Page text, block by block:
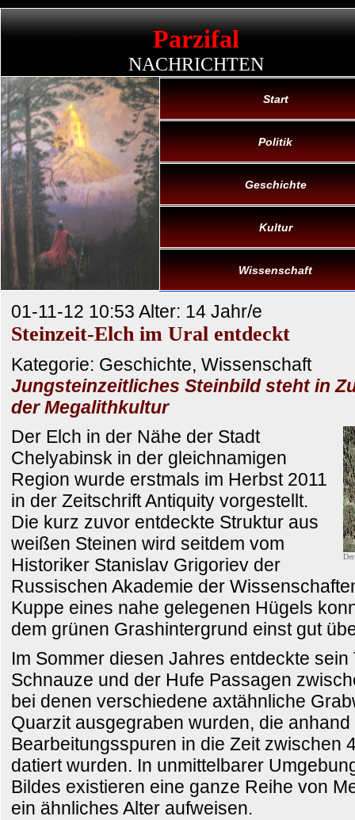
Parzifal
NACHRICHTEN
Start
Politik
Geschichte
Kultur
Wissenschaft
01-11-12 10:53 Alter: 14 Jahr/e
Steinzeit-Elch im Ural entdeckt
Kategorie: Geschichte, Wissenschaft
Jungsteinzeitliches Steinbild steht in
der Megalithkultur
Der Elch in der Nähe der Stadt
Chelyabinsk in der gleichnamigen
Region wurde erstmals im Herbst 2011
in der Zeitschrift Antiquity vorgestellt.
Die kurz zuvor entdeckte Struktur aus
weißen Steinen wird seitdem vom
Historiker Stanislav Grigoriev der
Russischen Akademie der
Kuppe eines nahe gelegenen Hügels
dem grünen Grashintergrund einst gut
Im Sommer diesen Jahres entdeckte sein
Schnauze und der Hufe Passagen
bei denen verschiedene axtähnliche
Quarzit ausgegraben wurden, die anhand
Bearbeitungsspuren in die Zeit zwischen
datiert wurden. In unmittelbarer
Bildes existieren eine ganze Reihe von
ein ähnliches Alter aufweisen.